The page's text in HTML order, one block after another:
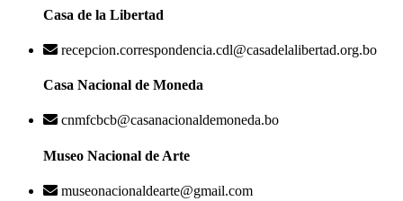
Casa de la Libertad
recepcion.correspondencia.cdl@casadelalibertad.org.bo
Casa Nacional de Moneda
cnmfcbcb@casanacionaldemoneda.bo
Museo Nacional de Arte
museonacionaldearte@gmail.com